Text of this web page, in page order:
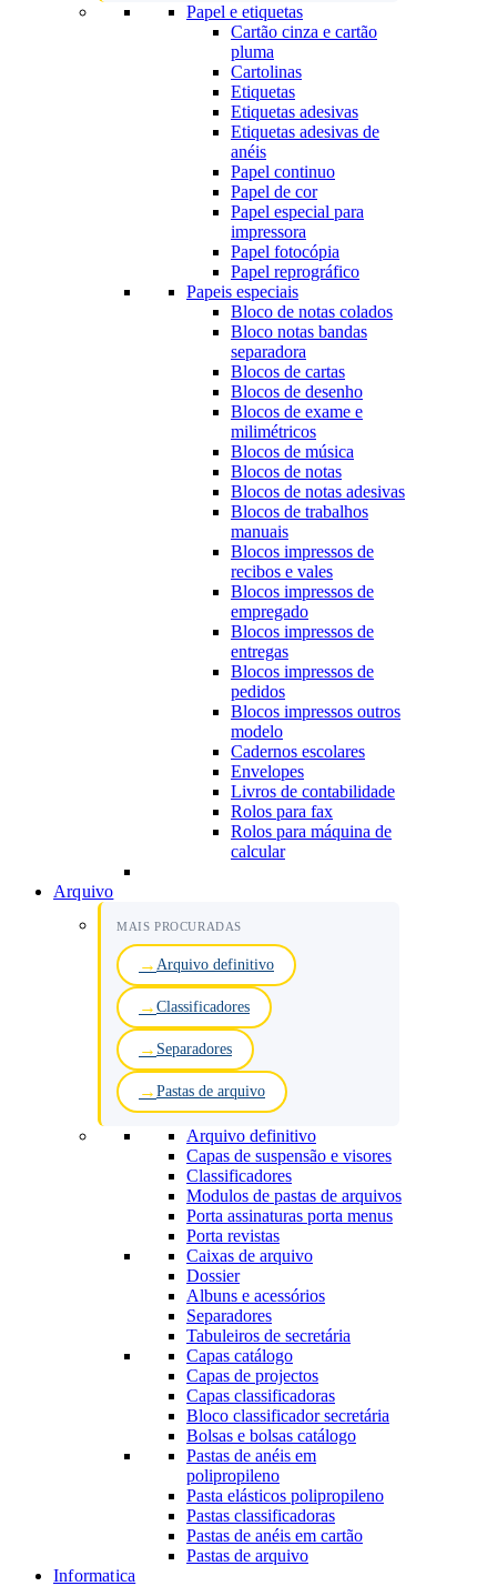
Papel e etiquetas
Cartão cinza e cartão
pluma
Cartolinas
Etiquetas
Etiquetas adesivas
Etiquetas adesivas de
anéis
Papel continuo
Papel de cor
Papel especial para
impressora
Papel fotocópia
Papel reprográfico
Papeis especiais
Bloco de notas colados
Bloco notas bandas
separadora
Blocos de cartas
Blocos de desenho
Blocos de exame e
milimétricos
Blocos de música
Blocos de notas
Blocos de notas adesivas
Blocos de trabalhos
manuais
Blocos impressos de
recibos e vales
Blocos impressos de
empregado
Blocos impressos de
entregas
Blocos impressos de
pedidos
Blocos impressos outros
modelo
Cadernos escolares
Envelopes
Livros de contabilidade
Rolos para fax
Rolos para máquina de
calcular
Arquivo
MAIS PROCURADAS
Arquivo definitivo
Classificadores
Separadores
Pastas de arquivo
Arquivo definitivo
Capas de suspensão e visores
Classificadores
Modulos de pastas de arquivos
Porta assinaturas porta menus
Porta revistas
Caixas de arquivo
Dossier
Albuns e acessórios
Separadores
Tabuleiros de secretária
Capas catálogo
Capas de projectos
Capas classificadoras
Bloco classificador secretária
Bolsas e bolsas catálogo
Pastas de anéis em
polipropileno
Pasta elásticos polipropileno
Pastas classificadoras
Pastas de anéis em cartão
Pastas de arquivo
Informatica